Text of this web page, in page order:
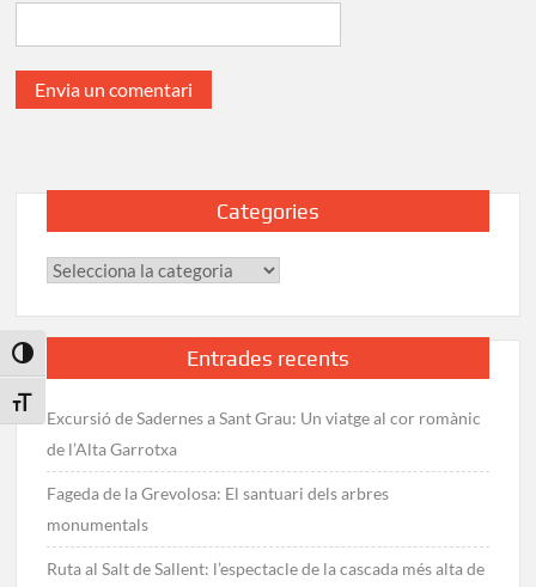
Toggle High Contrast
Toggle Font size
Categories
Categories
Entrades recents
Excursió de Sadernes a Sant Grau: Un viatge al cor romànic
de l’Alta Garrotxa
Fageda de la Grevolosa: El santuari dels arbres
monumentals
Ruta al Salt de Sallent: l’espectacle de la cascada més alta de